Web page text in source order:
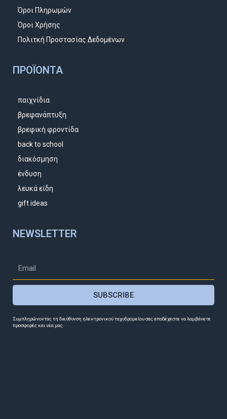
Όροι Πληρωμών
Όροι Χρήσης
Πολιτκή Προστασίας Δεδομένων
ΠΡΟΪΌΝΤΑ
παιχνίδια
βρεφανάπτυξη
βρεφική φροντίδα
back to school
διακόσμηση
ένδυση
λευκά είδη
gift ideas
NEWSLETTER
SUBSCRIBE
Συμπληρώνοντας τη διεύθυνση ηλεκτρονικού ταχυδρομείου σας αποδέχεστε να λαμβάνετε
προσφορές και νέα μας.